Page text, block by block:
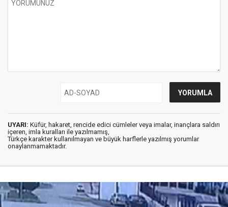
UYARI: Küfür, hakaret, rencide edici cümleler veya imalar, inançlara saldırı
içeren, imla kuralları ile yazılmamış,
Türkçe karakter kullanılmayan ve büyük harflerle yazılmış yorumlar
onaylanmamaktadır.